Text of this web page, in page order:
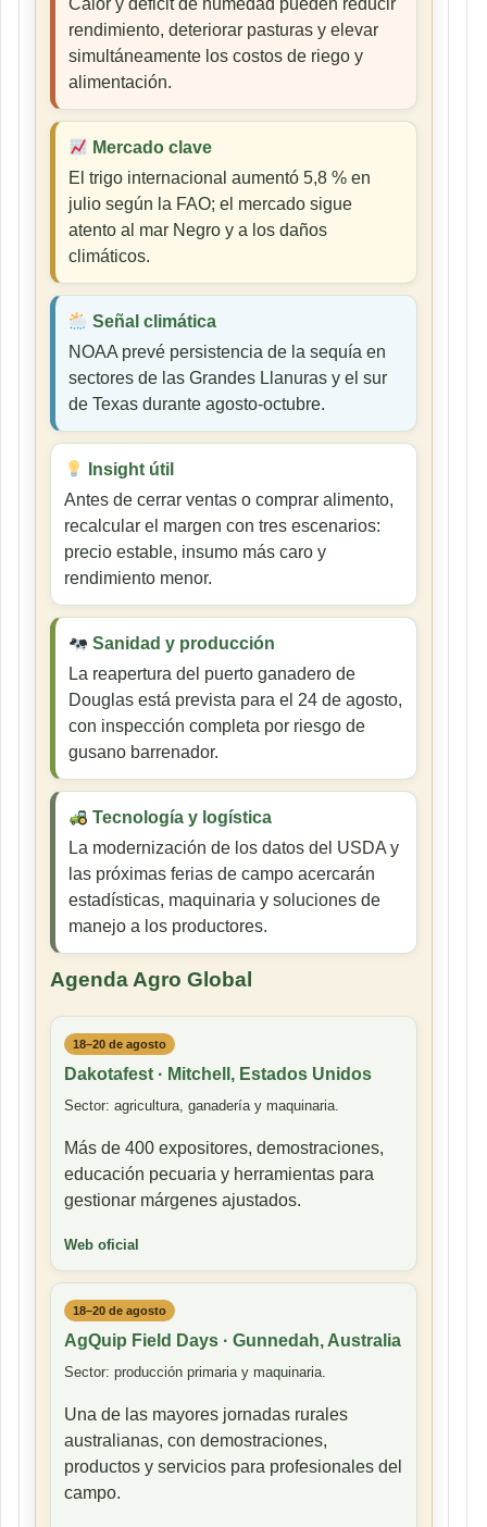
Calor y déficit de humedad pueden reducir
rendimiento, deteriorar pasturas y elevar
simultáneamente los costos de riego y
alimentación.
Mercado clave
El trigo internacional aumentó 5,8 % en
julio según la FAO; el mercado sigue
atento al mar Negro y a los daños
climáticos.
Señal climática
NOAA prevé persistencia de la sequía en
sectores de las Grandes Llanuras y el sur
de Texas durante agosto-octubre.
Insight útil
Antes de cerrar ventas o comprar alimento,
recalcular el margen con tres escenarios:
precio estable, insumo más caro y
rendimiento menor.
Sanidad y producción
La reapertura del puerto ganadero de
Douglas está prevista para el 24 de agosto,
con inspección completa por riesgo de
gusano barrenador.
Tecnología y logística
La modernización de los datos del USDA y
las próximas ferias de campo acercarán
estadísticas, maquinaria y soluciones de
manejo a los productores.
Agenda Agro Global
18–20 de agosto
Dakotafest · Mitchell, Estados Unidos
Sector: agricultura, ganadería y maquinaria.
Más de 400 expositores, demostraciones,
educación pecuaria y herramientas para
gestionar márgenes ajustados.
Web oficial
18–20 de agosto
AgQuip Field Days · Gunnedah, Australia
Sector: producción primaria y maquinaria.
Una de las mayores jornadas rurales
australianas, con demostraciones,
productos y servicios para profesionales del
campo.